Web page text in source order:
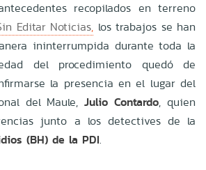
recopilados en terreno
Editar Noticias, los trabajos se han
ininterrumpida durante toda la
del procedimiento quedó de
la presencia en el lugar del
del Maule,Julio Contardo, quien
junto a los detectives de la
(BH) de la PDI.